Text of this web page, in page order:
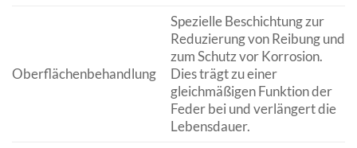
Oberflächenbehandlung
Spezielle Beschichtung zur
Reduzierung von Reibung und
zum Schutz vor Korrosion.
Dies trägt zu einer
gleichmäßigen Funktion der
Feder bei und verlängert die
Lebensdauer.